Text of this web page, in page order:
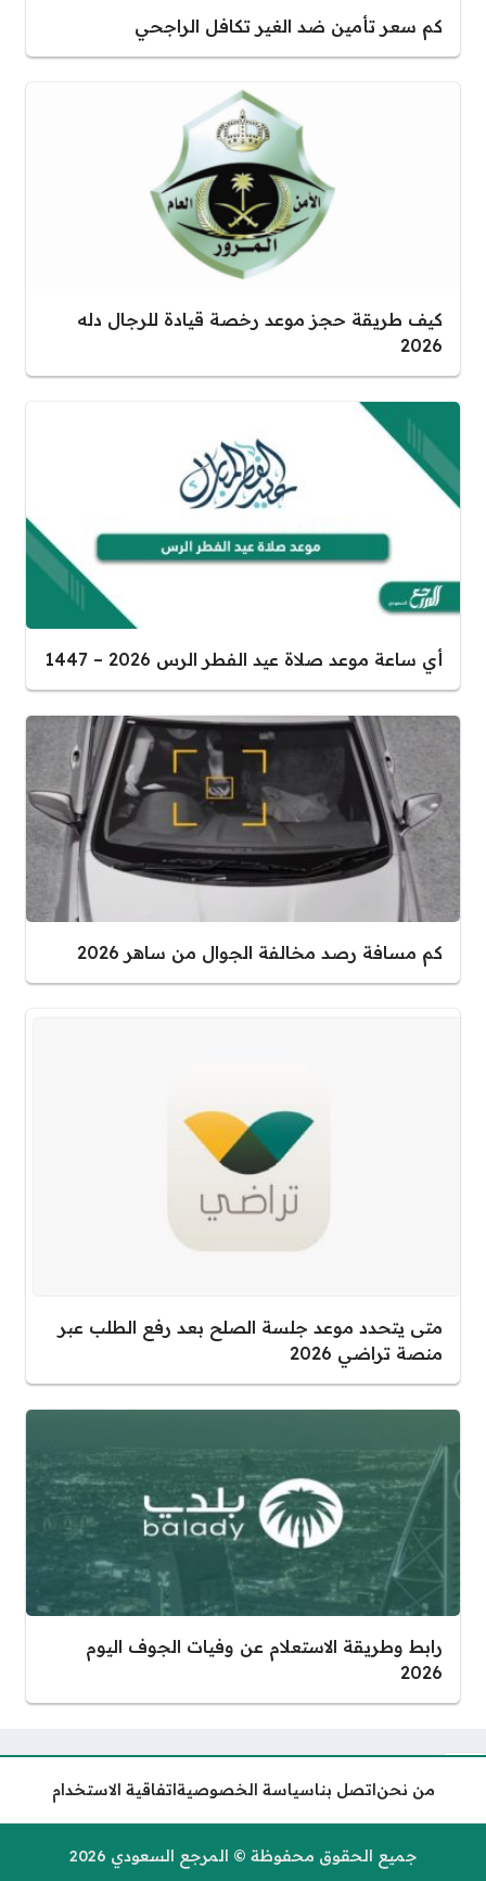
كم سعر تأمين ضد الغير تكافل الراجحي
كيف طريقة حجز موعد رخصة قيادة للرجال دله
2026
أي ساعة موعد صلاة عيد الفطر الرس 2026 – 1447
كم مسافة رصد مخالفة الجوال من ساهر 2026
متى يتحدد موعد جلسة الصلح بعد رفع الطلب عبر
منصة تراضي 2026
رابط وطريقة الاستعلام عن وفيات الجوف اليوم
2026
من نحناتصل بناسياسة الخصوصيةاتفاقية الاستخدام
جميع الحقوق محفوظة © المرجع السعودي 2026
طريقة نقل الكفالة عن طريق أبشر
2026 في النظام الجديد